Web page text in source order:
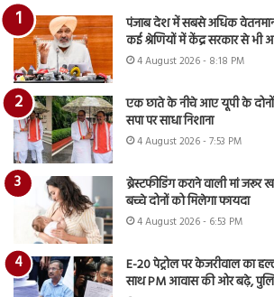
पंजाब देश में सबसे अधिक वेतनमान
कई श्रेणियों में केंद्र सरकार से भी
4 August 2026 - 8:18 PM
एक छाते के नीचे आए यूपी के दोनों
सपा पर साधा निशाना
4 August 2026 - 7:53 PM
ब्रेस्टफीडिंग कराने वाली मां
बच्चे दोनों को मिलेगा फायदा
4 August 2026 - 6:53 PM
E-20 पेट्रोल पर केजरीवाल का
साथ PM आवास की ओर बढ़े,